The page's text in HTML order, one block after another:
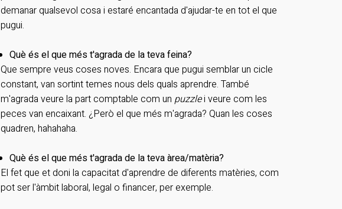
demanar qualsevol cosa i estaré encantada d'ajudar-te en tot el que
pugui.
Què és el que més t'agrada de la teva feina?
Que sempre veus coses noves. Encara que pugui semblar un cicle
constant, van sortint temes nous dels quals aprendre. També
m'agrada veure la part comptable com unpuzzlei veure com les
peces van encaixant. ¿Però el que més m'agrada? Quan les coses
quadren, hahahaha.
Què és el que més t'agrada de la teva àrea/matèria?
El fet que et doni la capacitat d'aprendre de diferents matèries, com
pot ser l'àmbit laboral, legal o financer, per exemple.